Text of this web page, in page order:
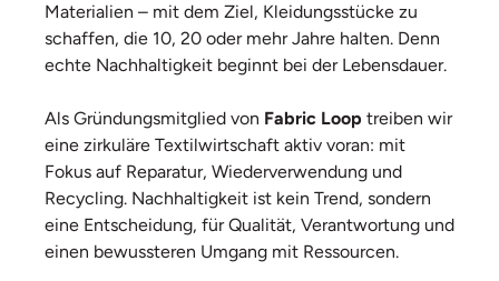
Materialien – mit dem Ziel, Kleidungsstücke zu
schaffen, die 10, 20 oder mehr Jahre halten. Denn
echte Nachhaltigkeit beginnt bei der Lebensdauer.
Als Gründungsmitglied von Fabric Loop treiben wir
eine zirkuläre Textilwirtschaft aktiv voran: mit
Fokus auf Reparatur, Wiederverwendung und
Recycling. Nachhaltigkeit ist kein Trend, sondern
eine Entscheidung, für Qualität, Verantwortung und
einen bewussteren Umgang mit Ressourcen.